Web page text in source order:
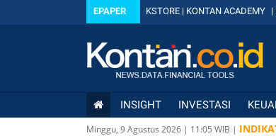
EPAPER KSTORE | KONTAN ACADEMY |
INSIGHT INVESTASI
Minggu, 9 Agustus 2026 | 11:05 WIB |